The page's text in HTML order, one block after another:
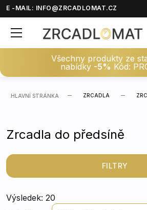
E -MAIL: INFO@ZRCADLOMAT.CZ
Všechny produkty ze
nabídky -5% Kód:
HLAVNÍ STRÁNKA ZRCADLA
Zrcadla do předsíně
FILTRY
Výsledek: 20